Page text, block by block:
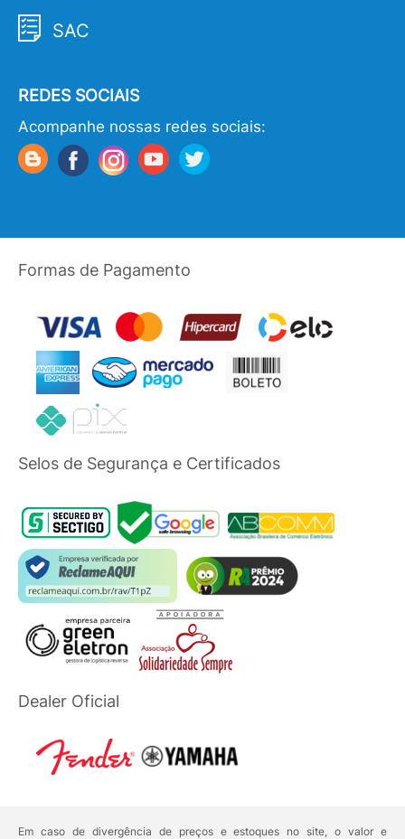
SAC
REDES SOCIAIS
Acompanhe nossas redes sociais:
Formas de Pagamento
Selos de Segurança e Certificados
Dealer Oficial
Em caso de divergência de preços e estoques no site, o valor e